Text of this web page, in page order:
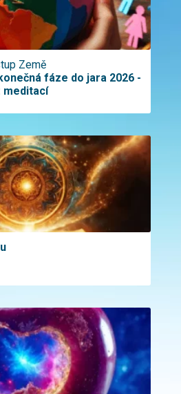
Země
fáze do jara 2026 -
meditací